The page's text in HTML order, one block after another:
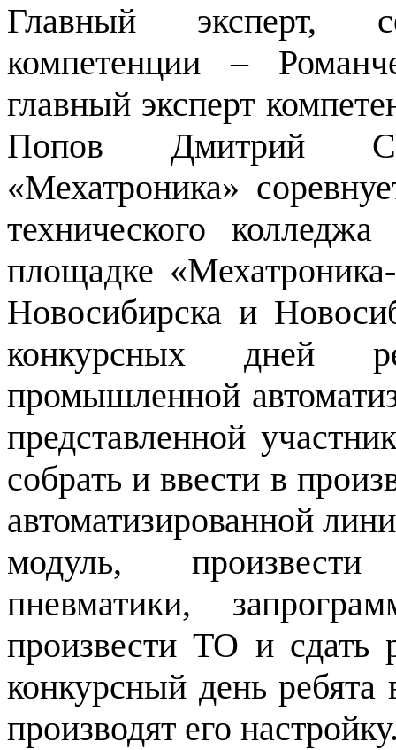
Главный эксперт,
компетенции –
главный эксперт
Попов Дмитрий
«Мехатроника»
технического
площадке
Новосибирска и
конкурсных дней
промышленной
представленной
собрать и ввести в
автоматизированной
модуль,
пневматики,
произвести ТО и
конкурсный день
производят его